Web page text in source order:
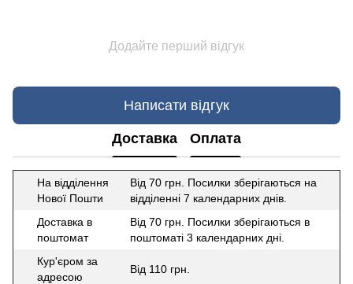
Додайте перший відгук
Написати відгук
Доставка Оплата
На відділення
Нової Пошти
Від 70 грн. Посилки зберігаються на
відділенні 7 календарних днів.
Доставка в
поштомат
Від 70 грн. Посилки зберігаються в
поштоматі 3 календарних дні.
Кур'єром за
адресою
Від 110 грн.